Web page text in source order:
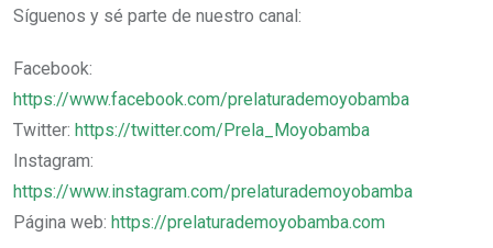
Síguenos y sé parte de nuestro canal:
Facebook:
https://www.facebook.com/prelaturademoyobamba
Twitter: https://twitter.com/Prela_Moyobamba
Instagram:
https://www.instagram.com/prelaturademoyobamba
Página web: https://prelaturademoyobamba.com